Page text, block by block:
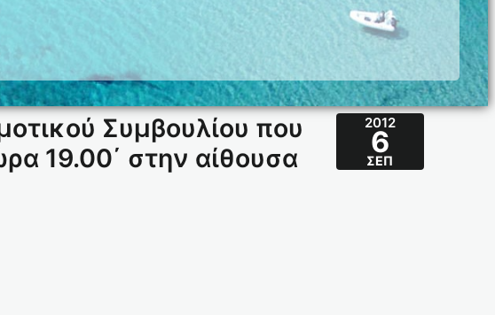
Συμβουλίου που
19.00΄ στην αίθουσα
2012
6
ΣΕΠ